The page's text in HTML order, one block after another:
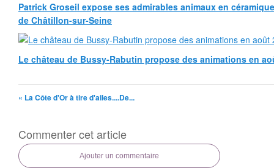
Patrick Groseil expose ses admirables animaux en
de Châtillon-sur-Seine
Le château de Bussy-Rabutin propose des animations en
« La Côte d'Or à tire d'ailes....De...
Commenter cet article
Ajouter un commentaire